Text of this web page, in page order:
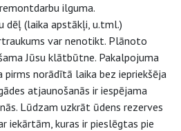
ilguma.
dēļ (laika apstākļi, u.tml.)
var nenotikt. Plānoto
Jūsu klātbūtne. Pakalpojuma
norādītā laika bez iepriekšēja
atjaunošanās ir iespējama
Lūdzam uzkrāt ūdens rezerves
iekārtām, kuras ir pieslēgtas pie